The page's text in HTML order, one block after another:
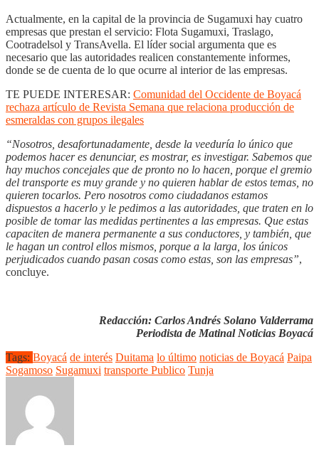
Actualmente, en la capital de la provincia de Sugamuxi hay cuatro
empresas que prestan el servicio: Flota Sugamuxi, Traslago,
Cootradelsol y TransAvella. El líder social argumenta que es
necesario que las autoridades realicen constantemente informes,
donde se de cuenta de lo que ocurre al interior de las empresas.
TE PUEDE INTERESAR: Comunidad del Occidente de Boyacá
rechaza artículo de Revista Semana que relaciona producción de
esmeraldas con grupos ilegales
“Nosotros, desafortunadamente, desde la veeduría lo único que
podemos hacer es denunciar, es mostrar, es investigar. Sabemos que
hay muchos concejales que de pronto no lo hacen, porque el gremio
del transporte es muy grande y no quieren hablar de estos temas, no
quieren tocarlos. Pero nosotros como ciudadanos estamos
dispuestos a hacerlo y le pedimos a las autoridades, que traten en lo
posible de tomar las medidas pertinentes a las empresas. Que estas
capaciten de manera permanente a sus conductores, y también, que
le hagan un control ellos mismos, porque a la larga, los únicos
perjudicados cuando pasan cosas como estas, son las empresas”,
concluye.
Redacción: Carlos Andrés Solano Valderrama
Periodista de Matinal Noticias Boyacá
Tags: Boyacá de interés Duitama lo último noticias de Boyacá Paipa
Sogamoso Sugamuxi transporte Publico Tunja